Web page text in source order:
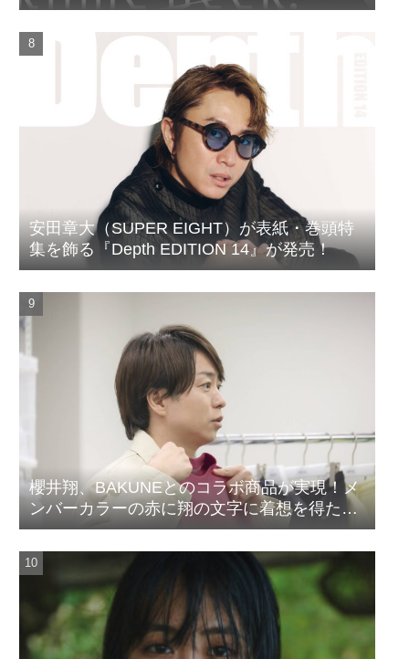
ルがついに完成
安田章大（SUPER EIGHT）が表紙・巻頭特
集を飾る『Depth EDITION 14』が発売！
櫻井翔、BAKUNEとのコラボ商品が実現！メ
ンバーカラーの赤に翔の文字に着想を得たデ
ザイン